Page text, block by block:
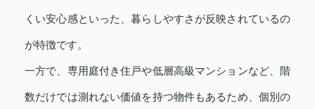
くい安心感といった、暮らしやすさが反映されているの
が特徴です。
一方で、専用庭付き住戸や低層高級マンションなど、階
数だけでは測れない価値を持つ物件もあるため、個別の